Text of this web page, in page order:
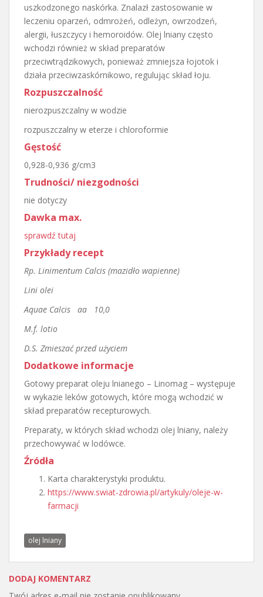
uszkodzonego naskórka. Znalazł zastosowanie w
leczeniu oparzeń, odmrożeń, odleżyn, owrzodzeń,
alergii, łuszczycy i hemoroidów. Olej lniany często
wchodzi również w skład preparatów
przeciwtrądzikowych, ponieważ zmniejsza łojotok i
działa przeciwzaskórnikowo, regulując skład łoju.
Rozpuszczalność
nierozpuszczalny w wodzie
rozpuszczalny w eterze i chloroformie
Gęstość
0,928-0,936 g/cm3
Trudności/ niezgodności
nie dotyczy
Dawka max.
sprawdź tutaj
Przykłady recept
Rp. Linimentum Calcis (mazidło wapienne)
Lini olei
Aquae Calcis aa 10,0
M.f. lotio
D.S. Zmieszać przed użyciem
Dodatkowe informacje
Gotowy preparat oleju lnianego – Linomag – występuje
w wykazie leków gotowych, które mogą wchodzić w
skład preparatów recepturowych.
Preparaty, w których skład wchodzi olej lniany, należy
przechowywać w lodówce.
Źródła
Karta charakterystyki produktu.
https://www.swiat-zdrowia.pl/artykuly/oleje-w-
farmacji
olej lniany
DODAJ KOMENTARZ